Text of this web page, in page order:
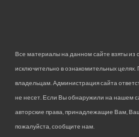
Все материалы на данном сайте взяты из
исключительно в ознакомительных
владельцам. Администрация сайта
не несет. Если Вы обнаружили на нашем
авторские права, принадлежащие Вам,
пожалуйста, сообщите нам.